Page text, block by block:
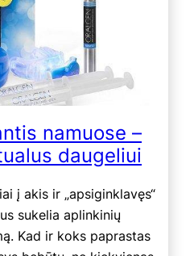
namuose –
daugeliui
į akis ir „apsiginklavęs“
sukelia aplinkinių
Kad ir koks paprastas